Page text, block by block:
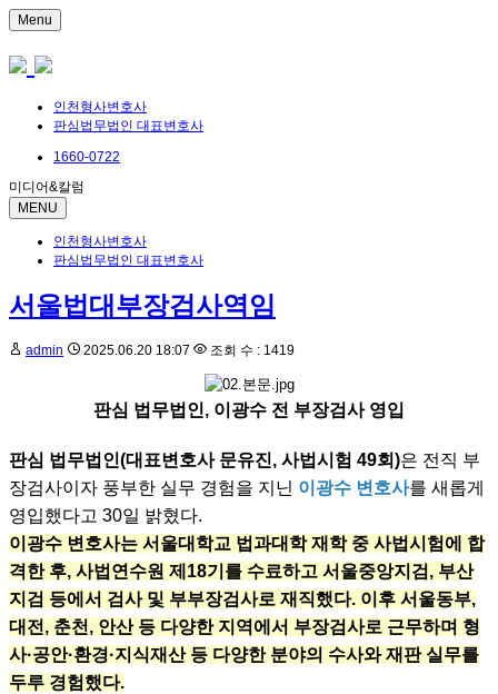
Menu
인천형사변호사
판심법무법인 대표변호사
1660-0722
미디어&칼럼
MENU
인천형사변호사
판심법무법인 대표변호사
서울법대부장검사역임
admin 2025.06.20 18:07 조회 수 : 1419
판심 법무법인, 이광수 전 부장검사 영입
판심 법무법인(대표변호사 문유진, 사법시험 49회)은 전직 부
장검사이자 풍부한 실무 경험을 지닌 이광수 변호사를 새롭게
영입했다고 30일 밝혔다.
이광수 변호사는 서울대학교 법과대학 재학 중 사법시험에 합
격한 후, 사법연수원 제18기를 수료하고 서울중앙지검, 부산
지검 등에서 검사 및 부부장검사로 재직했다. 이후 서울동부,
대전, 춘천, 안산 등 다양한 지역에서 부장검사로 근무하며 형
사·공안·환경·지식재산 등 다양한 분야의 수사와 재판 실무를
두루 경험했다.